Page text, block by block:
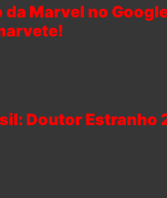
da Marvel no
Doutor Estranho